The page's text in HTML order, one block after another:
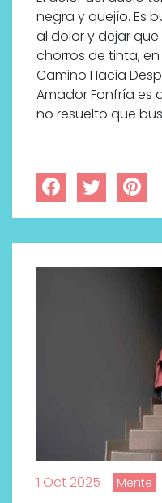
negra y quejío. Es
al dolor y dejar
chorros de tinta, en
Camino Hacia
Amador Fonfría es
no resuelto que
1 Oct 2025 Mente